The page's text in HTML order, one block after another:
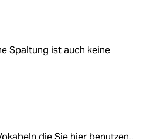
Spaltung ist auch keine